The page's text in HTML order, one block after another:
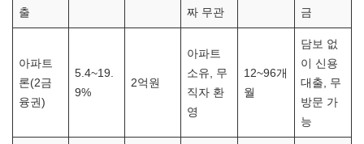
출
짜 무관
금
아파트
론(2금
융권)
5.4~19.
9%
2억원
아파트
소유, 무
직자 환
영
12~96개
월
담보 없
이 신용
대출, 무
방문 가
능